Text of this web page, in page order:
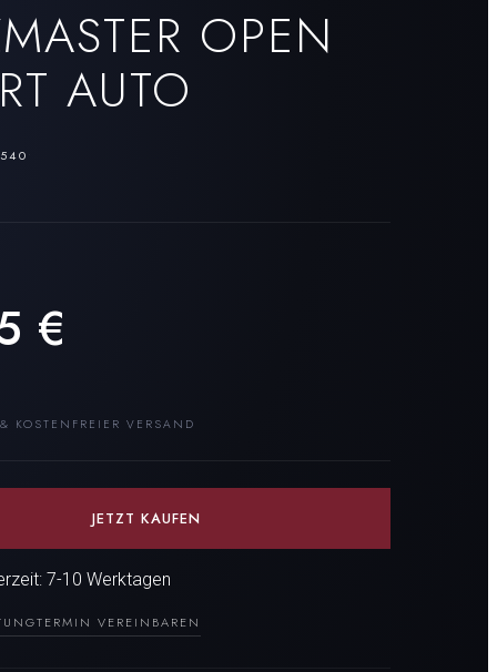
OPEN
AUTO
€
KOSTENFREIER VERSAND
JETZT KAUFEN
7-10 Werktagen
TERMIN VEREINBAREN